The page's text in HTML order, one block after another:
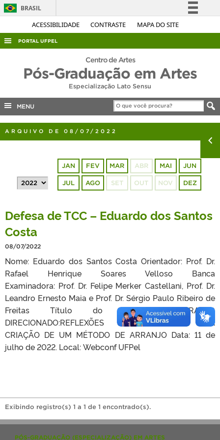
ACESSIBILIDADE CONTRASTE MAPA DO SITE
BRASIL
Simplifique!
Acesso à informação
Canais
PORTAL UFPEL
AUDITORIA
CONCURSOS
EDITAIS
INTERNACIONAL
TELEFONES
Centro de Artes
Pós-Graduação em Artes
Especialização Lato Sensu
MENU
ARQUIVO DE 08/07/2022
JAN FEV MAR ABR MAI JUN
JUL AGO SET OUT NOV DEZ
Defesa de TCC – Eduardo dos Santos
Costa
08/07/2022
Nome: Eduardo dos Santos Costa Orientador: Prof. Dr.
Rafael Henrique Soares Velloso Banca
Examinadora: Prof. Dr. Felipe Merker Castellani, Prof. Dr.
Leandro Ernesto Maia e Prof. Dr. Sérgio Paulo Ribeiro de
Freitas Título do Trabalho: ARRANJO
DIRECIONADO:REFLEXÕES METODOLÓGICAS NA
CRIAÇÃO DE UM MÉTODO DE ARRANJO Data: 11 de
julho de 2022. Local: Webconf UFPel
Exibindo registro(s) 1 a 1 de 1 encontrado(s).
PÓS-GRADUAÇÃO (ESPECIALIZAÇÃO) EM ARTES